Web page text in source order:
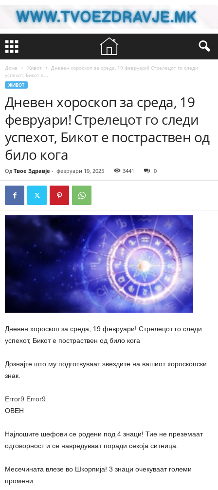
Дома Живот
Дневен хороскоп за среда, 19 февруари! Стрелецот го следи
успехот, Бикот е...
ЖИВОТ
Дневен хороскоп за среда, 19
февруари! Стрелецот го следи
успехот, Бикот е постраствен од
било кога
Од Твое Здравје - февруари 19, 2025 3441 0
Дневен хороскоп за среда, 19 февруари! Стрелецот го следи
успехот, Бикот е постраствен од било кога
Дознајте што му подготвуваат ѕвездите на вашиот хороскопски
знак.
Error9 Error9
ОВЕН
Најлошите шефови се родени под 4 знаци! Тие не преземаат
одговорност и се навредуваат поради секоја ситница.
Месечината влезе во Шкорпија! 3 знаци очекуваат големи
промени